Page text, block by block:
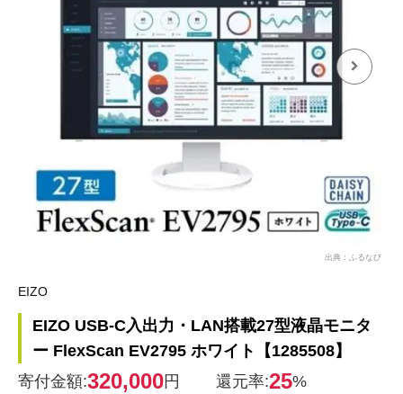
出典：ふるなび
EIZO
EIZO USB-C入出力・LAN搭載27型液晶モニタ
ー FlexScan EV2795 ホワイト【1285508】
寄付金額:320,000円 還元率:25%